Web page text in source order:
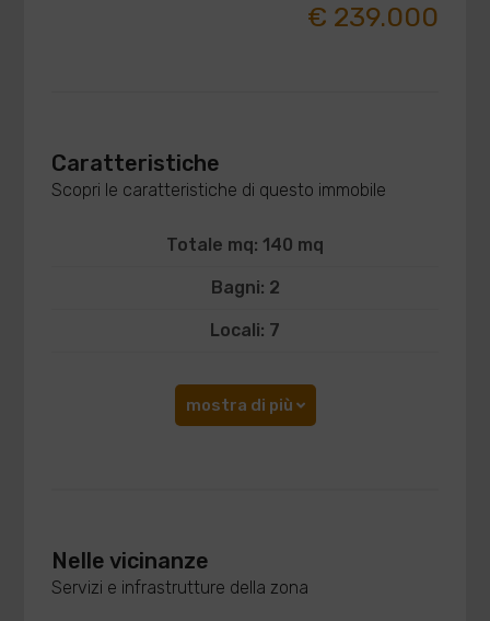
€ 239.000
Caratteristiche
Scopri le caratteristiche di questo immobile
Totale mq: 140 mq
Bagni: 2
Locali: 7
mostra di più
Nelle vicinanze
Servizi e infrastrutture della zona